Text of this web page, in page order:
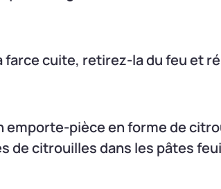
farce cuite, retirez-la du feu et
emporte-pièce en forme de
de citrouilles dans les pâtes